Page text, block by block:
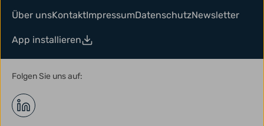
Über unsKontaktImpressumDatenschutzNewsletter
App installieren
Folgen Sie uns auf: